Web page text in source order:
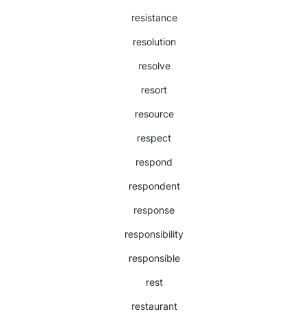
resistance
resolution
resolve
resort
resource
respect
respond
respondent
response
responsibility
responsible
rest
restaurant